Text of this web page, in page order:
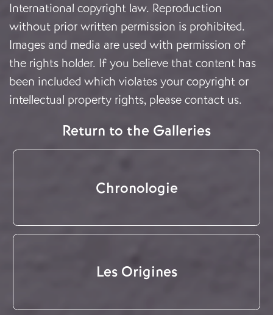
International copyright law. Reproduction
without prior written permission is prohibited.
Images and media are used with permission of
the rights holder. If you believe that content has
been included which violates your copyright or
intellectual property rights, please contact us.
Return to the Galleries
Chronologie
Les Origines